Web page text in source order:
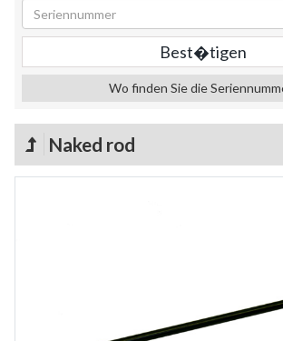
Wo finden Sie die
Naked rod